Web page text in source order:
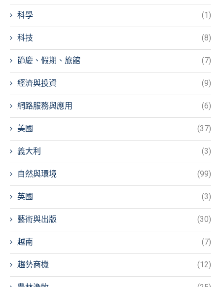
科學 (1)
科技 (8)
節慶、假期、旅館 (7)
經濟與投資 (9)
網路服務與應用 (6)
美國 (37)
義大利 (3)
自然與環境 (99)
英國 (3)
藝術與出版 (30)
越南 (7)
趨勢商機 (12)